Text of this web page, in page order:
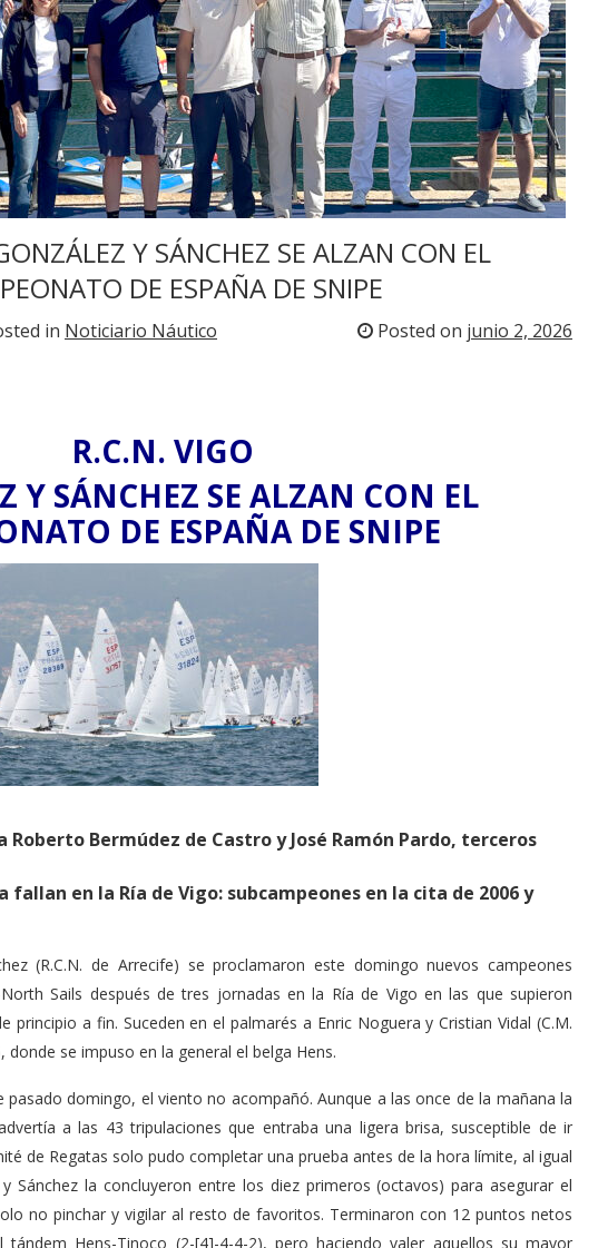
Y SÁNCHEZ SE ALZAN CON EL
DE ESPAÑA DE SNIPE
in Noticiario Náutico Posted on junio 2, 2026
R.C.N. VIGO
Y SÁNCHEZ SE ALZAN CON EL
DE ESPAÑA DE SNIPE
Bermúdez de Castro y José Ramón Pardo, terceros
fallan en la Ría de Vigo: subcampeones en la cita de 2006 y
(R.C.N. de Arrecife) se proclamaron este domingo nuevos campeones
Sails después de tres jornadas en la Ría de Vigo en las que supieron
principio a fin. Suceden en el palmarés a Enric Noguera y Cristian Vidal (C.M.
se impuso en la general el belga Hens.
domingo, el viento no acompañó. Aunque a las once de la mañana la
a las 43 tripulaciones que entraba una ligera brisa, susceptible de ir
de Regatas solo pudo completar una prueba antes de la hora límite, al igual
Sánchez la concluyeron entre los diez primeros (octavos) para asegurar el
no pinchar y vigilar al resto de favoritos. Terminaron con 12 puntos netos
Hens-Tinoco (2-[4]-4-4-2), pero haciendo valer aquellos su mayor